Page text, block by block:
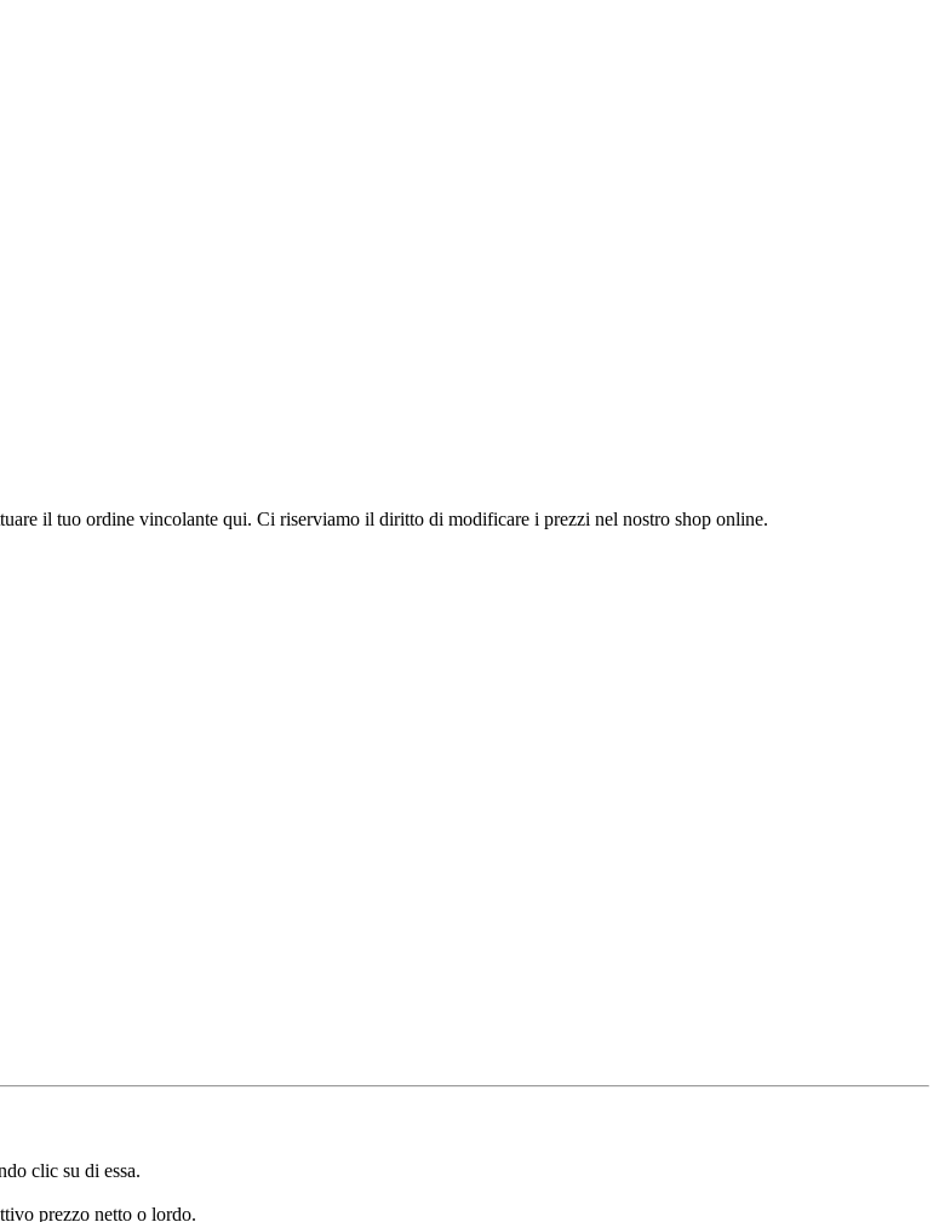
il tuo ordine vincolante qui. Ci riserviamo il diritto di modificare i prezzi nel nostro shop online.
clic su di essa.
prezzo netto o lordo.